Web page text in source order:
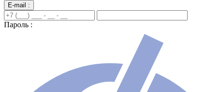
E-mail :
Пароль :